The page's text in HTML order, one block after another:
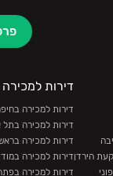
הירדן
דירות למכירה
דירות למכירה
דירות למכירה בתל
דירות למכירה
דירות למכירה
דירות למכירה